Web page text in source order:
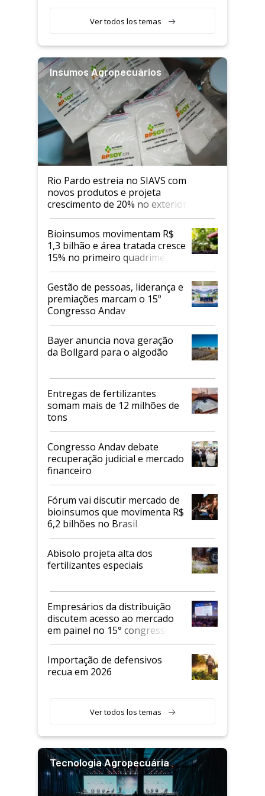
Ver todos los temas
Insumos Agropecuários
Rio Pardo estreia no SIAVS com
novos produtos e projeta
crescimento de 20% no exterior
Bioinsumos movimentam R$
1,3 bilhão e área tratada cresce
15% no primeiro quadrimestre
de 2026
Gestão de pessoas, liderança e
premiações marcam o 15º
Congresso Andav
Bayer anuncia nova geração
da Bollgard para o algodão
Entregas de fertilizantes
somam mais de 12 milhões de
tons
Congresso Andav debate
recuperação judicial e mercado
financeiro
Fórum vai discutir mercado de
bioinsumos que movimenta R$
6,2 bilhões no Brasil
Abisolo projeta alta dos
fertilizantes especiais
Empresários da distribuição
discutem acesso ao mercado
em painel no 15° congresso
Andav
Importação de defensivos
recua em 2026
Ver todos los temas
Tecnologia Agropecuária